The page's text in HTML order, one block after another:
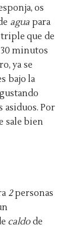
os
agua para
que de
minutos
ya se
bajo la
asiduos. Por
sale bien
2personas
caldode